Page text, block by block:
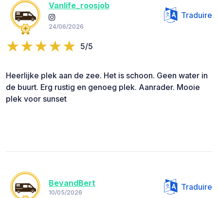
Vanlife_roosjob
24/06/2026
Traduire
5/5
Heerlijke plek aan de zee. Het is schoon. Geen water in
de buurt. Erg rustig en genoeg plek. Aanrader. Mooie
plek voor sunset
BevandBert
10/05/2026
Traduire